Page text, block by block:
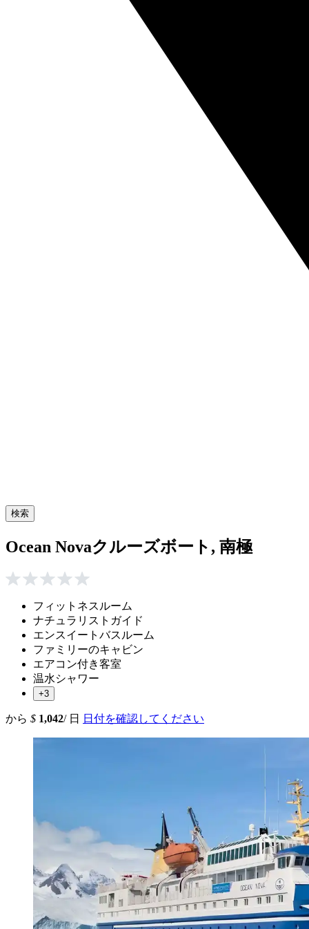
検索
Ocean Novaクルーズボート, 南極
フィットネスルーム
ナチュラリストガイド
エンスイートバスルーム
ファミリーのキャビン
エアコン付き客室
温水シャワー
+3
から $ 1,042/ 日 日付を確認してください